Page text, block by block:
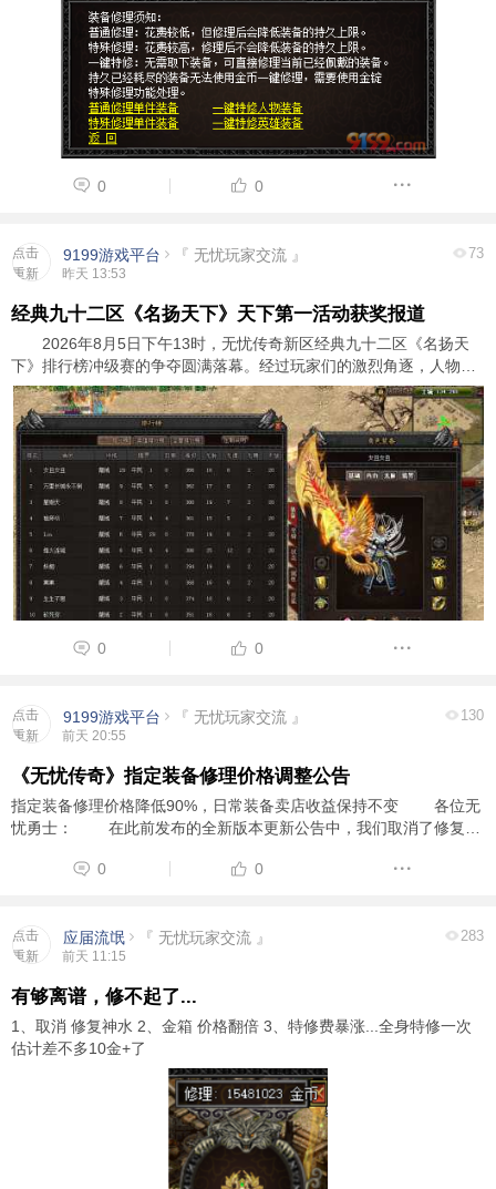
0 0
点击
重新
9199游戏平台 『 无忧玩家交流 』
昨天 13:53
73
经典九十二区《名扬天下》天下第一活动获奖报道
2026年8月5日下午13时，无忧传奇新区经典九十二区《名扬天
下》排行榜冲级赛的争夺圆满落幕。经过玩家们的激烈角逐，人物玛
法群英榜前三名玩家脱颖而出，成功斩获了游戏内顶级装备奖励和广
大玩家的尊敬与认可。以下是详细的获奖信息： ...
0 0
点击
重新
9199游戏平台 『 无忧玩家交流 』
前天 20:55
130
《无忧传奇》指定装备修理价格调整公告
指定装备修理价格降低90%，日常装备卖店收益保持不变 各位无
忧勇士： 在此前发布的全新版本更新公告中，我们取消了修复神
我们收到部分玩家反馈：一些常用装 ...
0 0
点击
重新
应届流氓 『 无忧玩家交流 』
前天 11:15
283
有够离谱，修不起了...
1、取消 修复神水 2、金箱 价格翻倍 3、特修费暴涨...全身特修一次
估计差不多10金+了